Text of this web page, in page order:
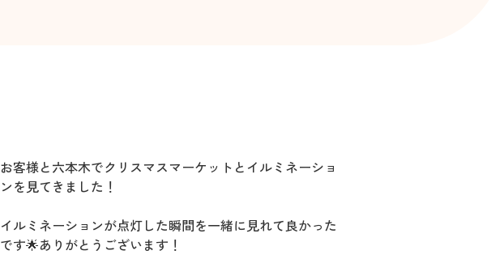
お客様と六本木でクリスマスマーケットとイルミネーショ
ンを見てきました！
イルミネーションが点灯した瞬間を一緒に見れて良かった
です🌟ありがとうございます！